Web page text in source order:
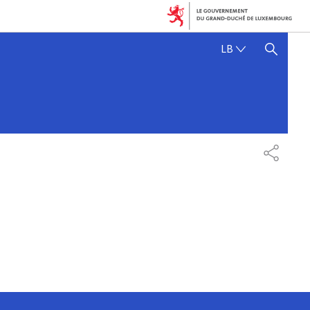
LB SHOW HIDE SEARCH